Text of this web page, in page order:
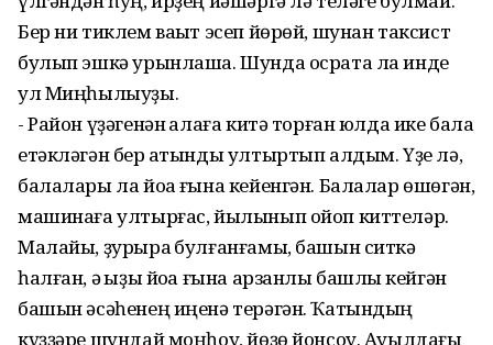
Бер ни тиклем ваҡыт эсеп йөрөй, шунан таксист
булып эшкә урынлаша. Шунда осрата ла инде
ул Миңһылыуҙы.
- Район үҙәгенән ҡалаға китә торған юлда ике бала
етәкләгән бер ҡатынды ултыртып алдым. Үҙе лә,
балалары ла йоҡа ғына кейенгән. Балалар өшөгән,
машинаға ултырғас, йылынып ойоп киттеләр.
Малайы, ҙурыраҡ булғанғамы, башын ситкә
һалған, ә ҡыҙы йоҡа ғына арзанлы башлыҡ кейгән
башын әсәһенең иңенә терәгән. Ҡатындың
күҙҙәре шундай моңһоу, йөҙө йонсоу. Ауылдағы